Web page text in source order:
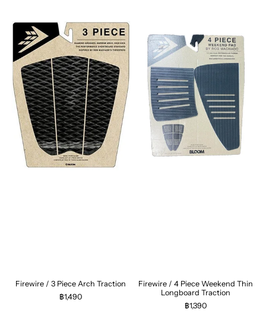
Firewire / 3 Piece Arch Traction
฿1,490
Firewire / 4 Piece Weekend Thin
Longboard Traction
฿1,390